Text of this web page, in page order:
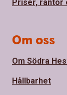
Priser, räntor
Om oss
Om Södra
Hållbarhet